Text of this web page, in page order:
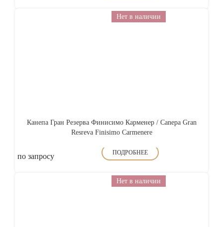
Нет в наличии
Канепа Гран Резерва Финисимо Карменер / Canepa Gran
Resreva Finisimo Carmenere
по запросу ПОДРОБНЕЕ
Нет в наличии